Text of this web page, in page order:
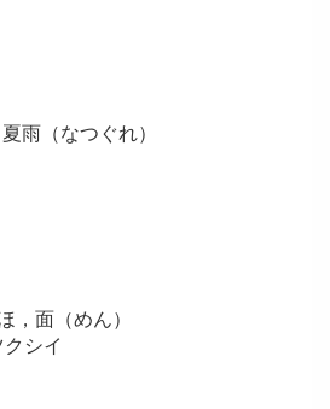
雨（なつぐれ）
，面（めん）
シイ